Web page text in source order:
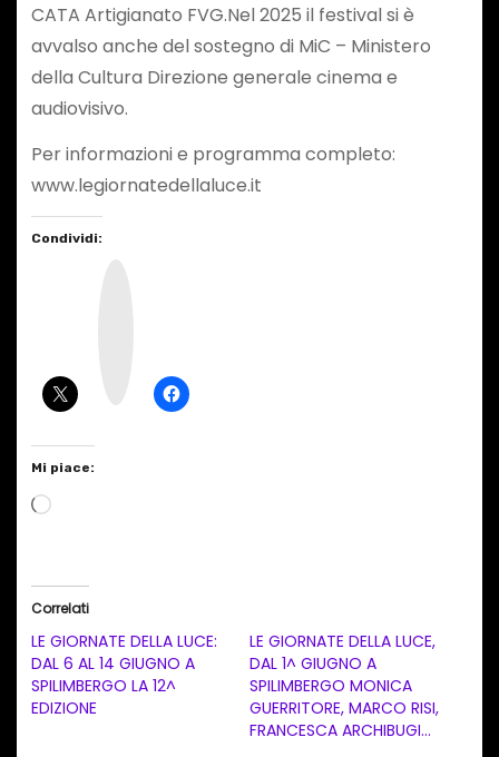
CATA Artigianato FVG.Nel 2025 il festival si è
avvalso anche del sostegno di MiC – Ministero
della Cultura Direzione generale cinema e
audiovisivo.
Per informazioni e programma completo:
www.legiornatedellaluce.it
Condividi:
Mi piace:
C
i
a
m
e
Correlati
LE GIORNATE DELLA LUCE:
DAL 6 AL 14 GIUGNO A
SPILIMBERGO LA 12^
EDIZIONE
LE GIORNATE DELLA LUCE,
DAL 1^ GIUGNO A
SPILIMBERGO MONICA
GUERRITORE, MARCO RISI,
FRANCESCA ARCHIBUGI…